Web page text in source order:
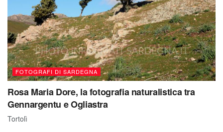
FOTOGRAFI DI SARDEGNA
Rosa Maria Dore, la fotografia naturalistica tra
Gennargentu e Ogliastra
Tortolì